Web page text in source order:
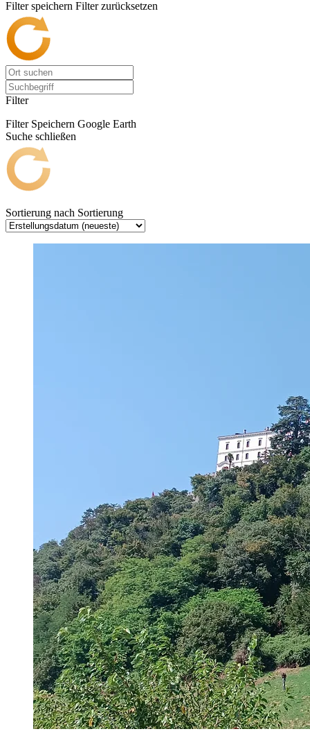
Filter speichern Filter zurücksetzen
Filter
Filter Speichern Google Earth
Suche schließen
Sortierung nach Sortierung